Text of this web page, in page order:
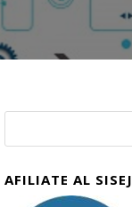
AFILIATE AL SISEJ